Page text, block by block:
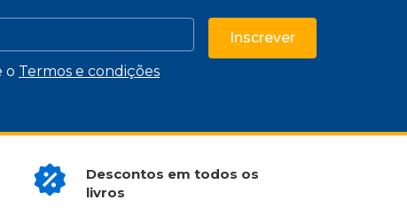
o Termos e condições
Inscrever
Descontos em todos os
livros